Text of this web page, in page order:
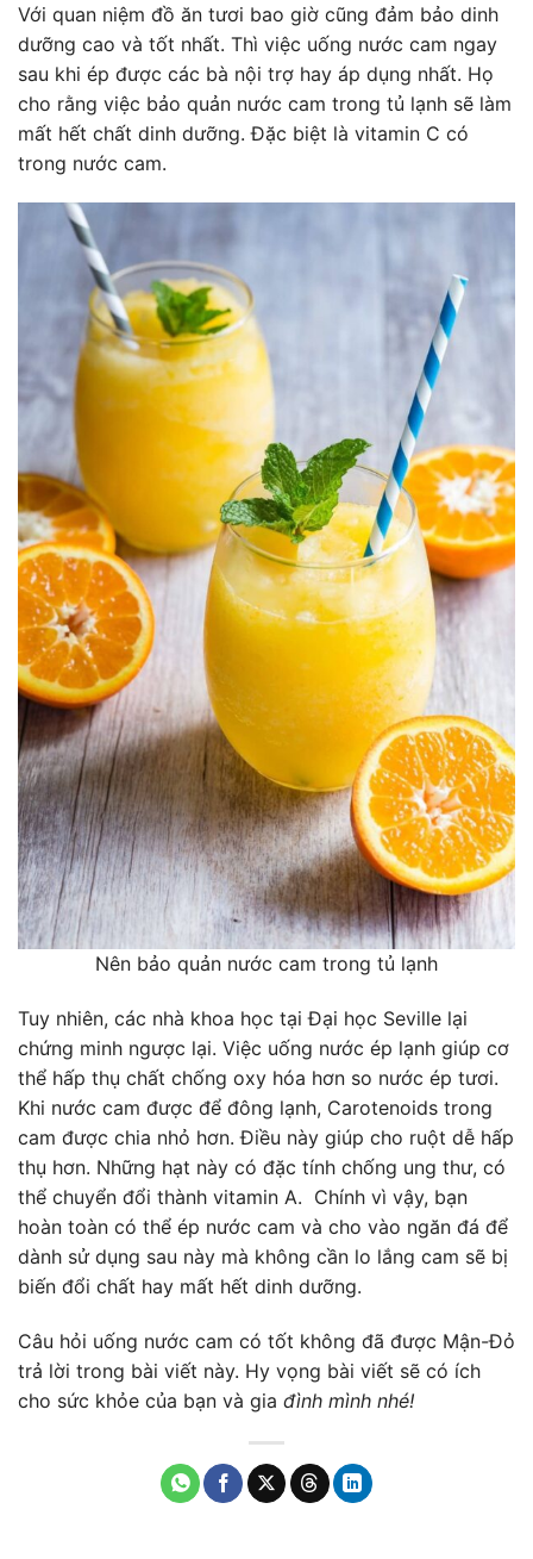
Với quan niệm đồ ăn tươi bao giờ cũng đảm bảo dinh
dưỡng cao và tốt nhất. Thì việc uống nước cam ngay
sau khi ép được các bà nội trợ hay áp dụng nhất. Họ
cho rằng việc bảo quản nước cam trong tủ lạnh sẽ làm
mất hết chất dinh dưỡng. Đặc biệt là vitamin C có
trong nước cam.
Nên bảo quản nước cam trong tủ lạnh
Tuy nhiên, các nhà khoa học tại Đại học Seville lại
chứng minh ngược lại. Việc uống nước ép lạnh giúp cơ
thể hấp thụ chất chống oxy hóa hơn so nước ép tươi.
Khi nước cam được để đông lạnh, Carotenoids trong
cam được chia nhỏ hơn. Điều này giúp cho ruột dễ hấp
thụ hơn. Những hạt này có đặc tính chống ung thư, có
thể chuyển đổi thành vitamin A. Chính vì vậy, bạn
hoàn toàn có thể ép nước cam và cho vào ngăn đá để
dành sử dụng sau này mà không cần lo lắng cam sẽ bị
biến đổi chất hay mất hết dinh dưỡng.
Câu hỏi uống nước cam có tốt không đã được Mận-Đỏ
trả lời trong bài viết này. Hy vọng bài viết sẽ có ích
cho sức khỏe của bạn và gia đình mình nhé!